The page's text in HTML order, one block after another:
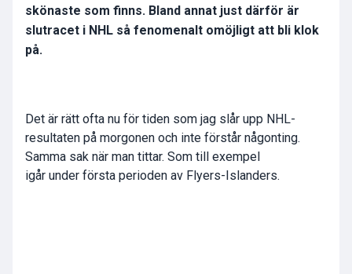
skönaste som finns. Bland annat just därför är
slutracet i NHL så fenomenalt omöjligt att bli klok
på.
Det är rätt ofta nu för tiden som jag slår upp NHL-
resultaten på morgonen och inte förstår någonting.
Samma sak när man tittar. Som till exempel
igår under första perioden av Flyers-Islanders.